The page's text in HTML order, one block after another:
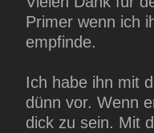
Primer wenn ich
empfinde.
Ich habe ihn mit
dünn vor. Wenn
dick zu sein. Mit